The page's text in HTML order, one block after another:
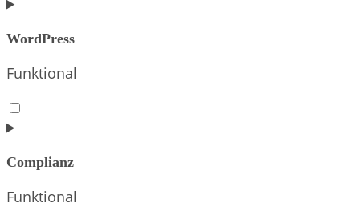
WordPress
Funktional
Consent
to
wordpress
Complianz
Funktional